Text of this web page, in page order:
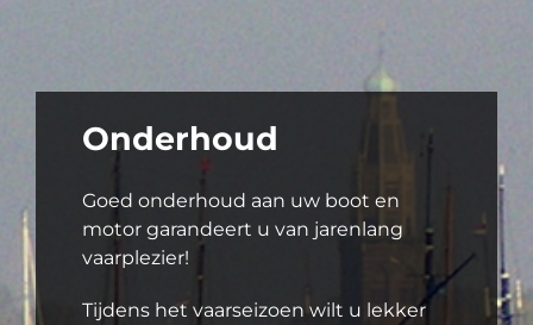
Onderhoud
Goed onderhoud aan uw boot en
motor garandeert u van jarenlang
vaarplezier!
Tijdens het vaarseizoen wilt u lekker